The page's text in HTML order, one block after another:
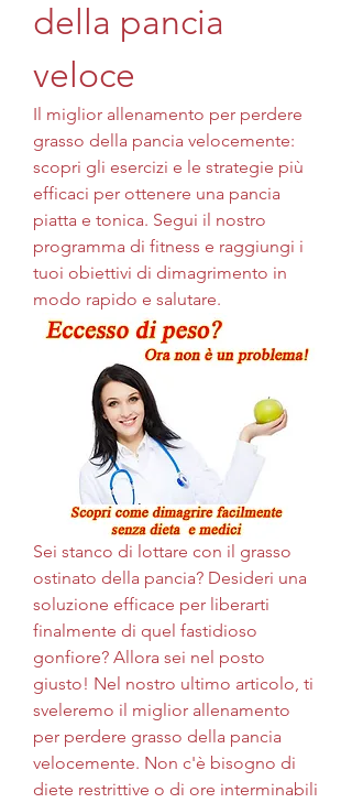
della pancia
veloce
Il miglior allenamento per perdere
grasso della pancia velocemente:
scopri gli esercizi e le strategie più
efficaci per ottenere una pancia
piatta e tonica. Segui il nostro
programma di fitness e raggiungi i
tuoi obiettivi di dimagrimento in
modo rapido e salutare.
Sei stanco di lottare con il grasso
ostinato della pancia? Desideri una
soluzione efficace per liberarti
finalmente di quel fastidioso
gonfiore? Allora sei nel posto
giusto! Nel nostro ultimo articolo, ti
sveleremo il miglior allenamento
per perdere grasso della pancia
velocemente. Non c'è bisogno di
diete restrittive o di ore interminabili